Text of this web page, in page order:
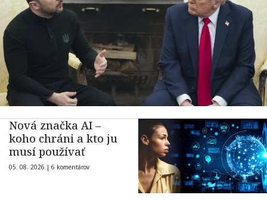
Nová značka AI –
koho chráni a kto ju
musí používať
05. 08. 2026 | 6 komentárov